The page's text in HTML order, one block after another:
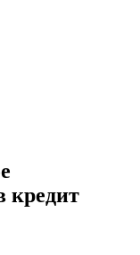
кредит